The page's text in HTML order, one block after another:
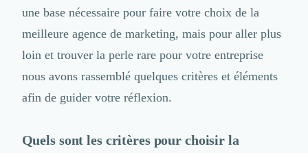
une base nécessaire pour faire votre choix de la
meilleure agence de marketing, mais pour aller plus
loin et trouver la perle rare pour votre entreprise
nous avons rassemblé quelques critères et éléments
afin de guider votre réflexion.
Quels sont les critères pour choisir la